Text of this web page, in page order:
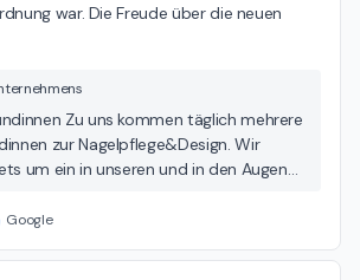
war. Die Freude über die neuen
Zu uns kommen täglich mehrere
zur Nagelpflege&Design. Wir
um ein in unseren und in den Augen
geben. Deshalb ist bei uns eine
der Kundin liegt oder nicht und natürlich,
Google